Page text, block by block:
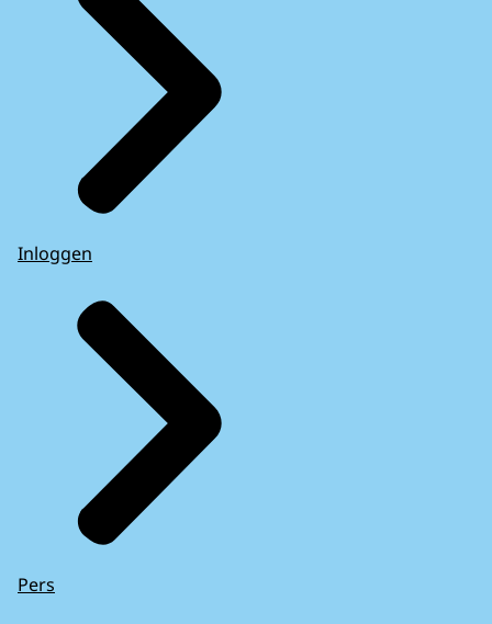
Nu heb ik uw ID en wachtwoord nodig.
Ja, het ID is 123458752.
En het wachtwoord is 88HD20K.
-Uitstekend, meneer.
Nu neem ik uw computer over.
Raak alstublieft niets aan.
Ziet u dit, meneer?
- Jonathan ziet allemaal error-meldingen op
zijn scherm en schrikt.
Wauw.
-Geen zorgen, ik kan u helpen.
Ik moet wat wijzigingen aanbrengen
aan het scherm...
en dan komt alles weer in orde.
Inloggen
Pers